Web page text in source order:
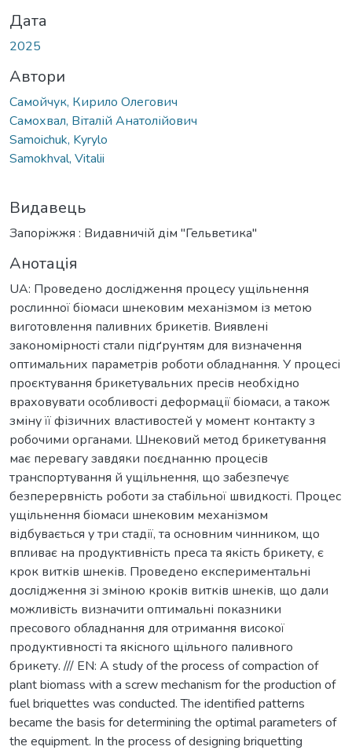
Дата
2025
Автори
Самойчук, Кирило Олегович
Самохвал, Віталій Анатолійович
Samoichuk, Kyrylo
Samokhval, Vitalii
Видавець
Запоріжжя : Видавничій дім "Гельветика"
Анотація
UA: Проведено дослідження процесу ущільнення
рослинної біомаси шнековим механізмом із метою
виготовлення паливних брикетів. Виявлені
закономірності стали підґрунтям для визначення
оптимальних параметрів роботи обладнання. У процесі
проєктування брикетувальних пресів необхідно
враховувати особливості деформації біомаси, а також
зміну її фізичних властивостей у момент контакту з
робочими органами. Шнековий метод брикетування
має перевагу завдяки поєднанню процесів
транспортування й ущільнення, що забезпечує
безперервність роботи за стабільної швидкості. Процес
ущільнення біомаси шнековим механізмом
відбувається у три стадії, та основним чинником, що
впливає на продуктивність преса та якість брикету, є
крок витків шнеків. Проведено експериментальні
дослідження зі зміною кроків витків шнеків, що дали
можливість визначити оптимальні показники
пресового обладнання для отримання високої
продуктивності та якісного щільного паливного
брикету. /// EN: A study of the process of compaction of
plant biomass with a screw mechanism for the production of
fuel briquettes was conducted. The identified patterns
became the basis for determining the optimal parameters of
the equipment. In the process of designing briquetting